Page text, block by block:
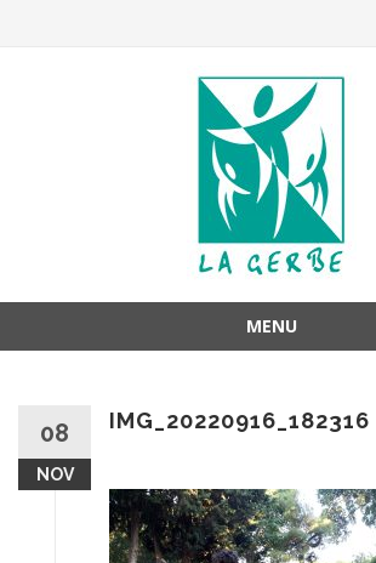
MENU
contenu
08
NOV
IMG_20220916_182316